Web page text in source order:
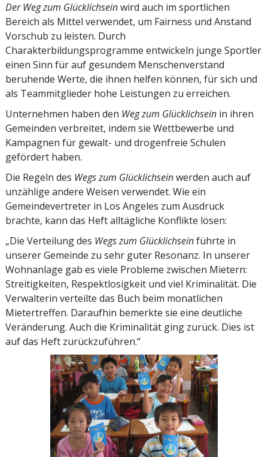
Der Weg zum Glücklichseinwird auch im sportlichen
Bereich als Mittel verwendet, um Fairness und Anstand
Vorschub zu leisten. Durch
Charakterbildungsprogramme entwickeln junge Sportler
einen Sinn für auf gesundem Menschenverstand
beruhende Werte, die ihnen helfen können, für sich und
als Teammitglieder hohe Leistungen zu erreichen.
Unternehmen haben den Weg zum Glücklichsein in ihren
Gemeinden verbreitet, indem sie Wettbewerbe und
Kampagnen für gewalt- und drogenfreie Schulen
gefördert haben.
Die Regeln des Wegs zum Glücklichseinwerden auch auf
unzählige andere Weisen verwendet. Wie ein
Gemeindevertreter in Los Angeles zum Ausdruck
brachte, kann das Heft alltägliche Konflikte lösen:
„Die Verteilung des Wegs zum Glücklichseinführte in
unserer Gemeinde zu sehr guter Resonanz. In unserer
Wohnanlage gab es viele Probleme zwischen Mietern:
Streitigkeiten, Respektlosigkeit und viel Kriminalität. Die
Verwalterin verteilte das Buch beim monatlichen
Mietertreffen. Daraufhin bemerkte sie eine deutliche
Veränderung. Auch die Kriminalität ging zurück. Dies ist
auf das Heft zurückzuführen.“